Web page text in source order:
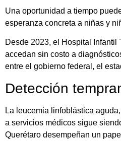
Una oportunidad a tiempo
esperanza concreta a niñas y
Desde 2023, el Hospital
accedan sin costo a
entre el gobierno federal, el
Detección
La leucemia linfoblástica
a servicios médicos sigue
Querétaro desempeñan un